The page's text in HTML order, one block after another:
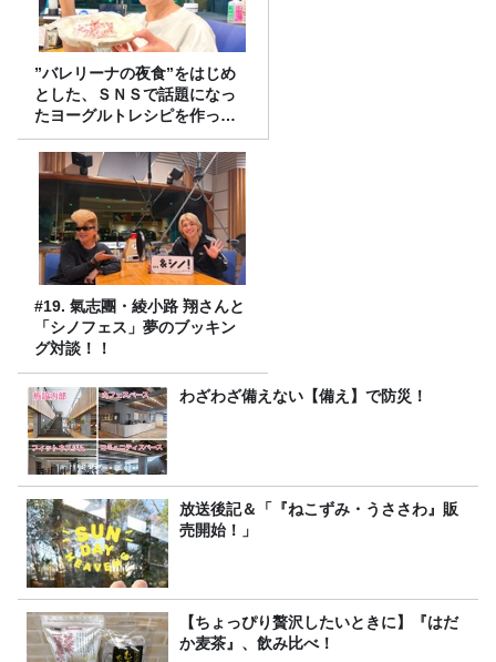
”バレリーナの夜食”をはじめ
とした、ＳＮＳで話題になっ
たヨーグルトレシピを作って
みた！
#19. 氣志團・綾小路 翔さんと
「シノフェス」夢のブッキン
グ対談！！
わざわざ備えない【備え】で防災！
放送後記＆「『ねこずみ・うささわ』販
売開始！」
【ちょっぴり贅沢したいときに】『はだ
か麦茶』、飲み比べ！